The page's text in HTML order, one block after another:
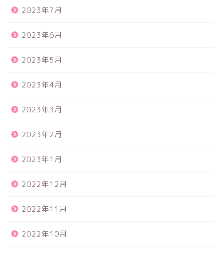
2023年7月
2023年6月
2023年5月
2023年4月
2023年3月
2023年2月
2023年1月
2022年12月
2022年11月
2022年10月